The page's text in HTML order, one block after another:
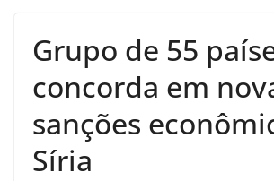
Grupo de 55
concorda em
sanções
Síria